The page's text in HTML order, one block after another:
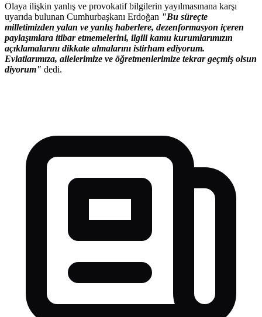
Olaya ilişkin yanlış ve provokatif bilgilerin yayılmasınana karşı
uyarıda bulunan Cumhurbaşkanı Erdoğan "Bu süreçte
milletimizden yalan ve yanlış haberlere, dezenformasyon içeren
paylaşımlara itibar etmemelerini, ilgili kamu kurumlarımızın
açıklamalarını dikkate almalarını istirham ediyorum.
Evlatlarımıza, ailelerimize ve öğretmenlerimize tekrar geçmiş olsun
diyorum" dedi.